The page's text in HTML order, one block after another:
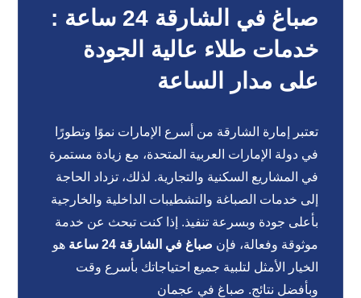
صباغ في الشارقة 24 ساعة :
خدمات طلاء عالية الجودة
على مدار الساعة
تعتبر إمارة الشارقة من أسرع الإمارات نموًا وتطورًا
في دولة الإمارات العربية المتحدة، مع زيادة مستمرة
في المشاريع السكنية والتجارية. لذلك، تزداد الحاجة
إلى خدمات الصباغة والتشطيبات الداخلية والخارجية
بأعلى جودة وبسرعة تنفيذ. إذا كنت تبحث عن خدمة
موثوقة وفعالة، فإن صباغ في الشارقة 24 ساعة
هو
الخيار الأمثل لتلبية جميع احتياجاتك بأسرع وقت
وبأفضل نتائج. صباغ في عجمان